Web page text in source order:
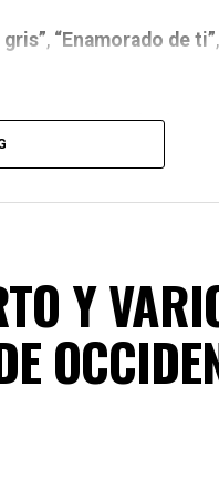
, “Enamorado de ti”,
Canelo, más de una
Moisés Canela Whital.
Y